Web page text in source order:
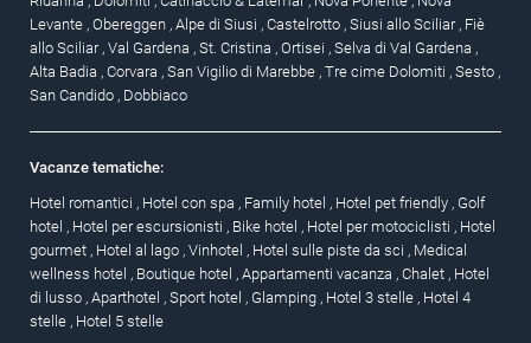
Levante , Obereggen , Alpe di Siusi , Castelrotto , Siusi allo Sciliar , Fiè
allo Sciliar , Val Gardena , St. Cristina , Ortisei , Selva di Val Gardena ,
Alta Badia , Corvara , San Vigilio di Marebbe , Tre cime Dolomiti , Sesto ,
San Candido , Dobbiaco
Vacanze tematiche:
Hotel romantici , Hotel con spa , Family hotel , Hotel pet friendly , Golf
hotel , Hotel per escursionisti , Bike hotel , Hotel per motociclisti , Hotel
gourmet , Hotel al lago , Vinhotel , Hotel sulle piste da sci , Medical
wellness hotel , Boutique hotel , Appartamenti vacanza , Chalet , Hotel
di lusso , Aparthotel , Sport hotel , Glamping , Hotel 3 stelle , Hotel 4
stelle , Hotel 5 stelle